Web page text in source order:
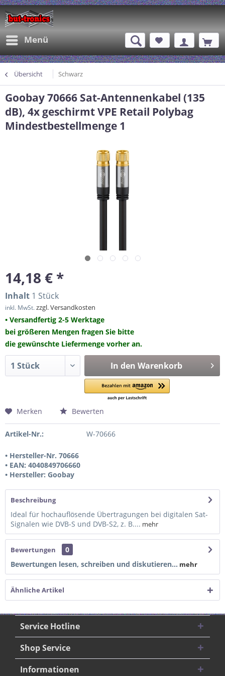
Menü
Übersicht Schwarz
Goobay 70666 Sat-Antennenkabel (135
dB), 4x geschirmt VPE Retail Polybag
Mindestbestellmenge 1
14,18 € *
Inhalt 1 Stück
inkl. MwSt.zzgl. Versandkosten
• Versandfertig 2-5 Werktage
bei größeren Mengen fragen Sie bitte
die gewünschte Liefermenge vorher an.
In den Warenkorb
Merken Bewerten
Artikel-Nr.: W-70666
• Hersteller-Nr. 70666
• EAN: 4040849706660
• Hersteller: Goobay
Beschreibung
Ideal für hochauflösende Übertragungen bei digitalen Sat-
Signalen wie DVB-S und DVB-S2, z. B.... mehr
Bewertungen
0
Bewertungen lesen, schreiben und diskutieren... mehr
Ähnliche Artikel
Service Hotline
Shop Service
Informationen